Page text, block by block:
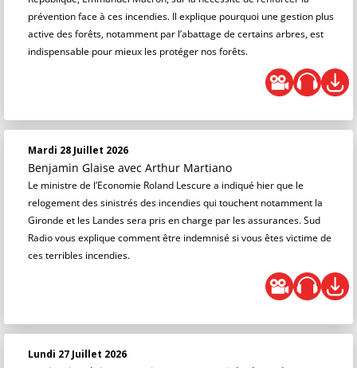
prévention face à ces incendies. Il explique pourquoi une gestion plus
active des forêts, notamment par l’abattage de certains arbres, est
indispensable pour mieux les protéger nos forêts.
Mardi 28 Juillet 2026
Benjamin Glaise avec Arthur Martiano
Le ministre de l’Economie Roland Lescure a indiqué hier que le
relogement des sinistrés des incendies qui touchent notamment la
Gironde et les Landes sera pris en charge par les assurances. Sud
Radio vous explique comment être indemnisé si vous êtes victime de
ces terribles incendies.
Lundi 27 Juillet 2026